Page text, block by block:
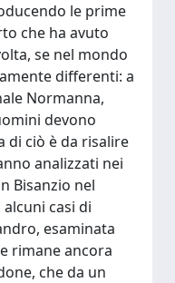
le prime
che ha avuto
se nel mondo
differenti: a
Normanna,
devono
di ciò è da risalire
analizzati nei
Bisanzio nel
casi di
esaminata
rimane ancora
che da un